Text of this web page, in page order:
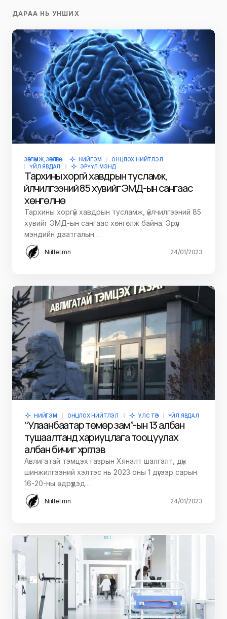
ДАРАА НЬ УНШИХ
ЗӨВЛӨМЖ, ЗӨВЛӨГӨӨ НИЙГЭМ
ОНЦЛОХ НИЙТЛЭЛ
ҮЙЛ ЯВДАЛ
ЭРҮҮЛ МЭНД
Тархины хоргүй хавдрын тусламж,
үйлчилгээний 85 хувийг ЭМД-ын сангаас
хөнгөлнө
Тархины хоргүй хавдрын тусламж, үйлчилгээний 85
хувийг ЭМД-ын сангаас хөнгөлж байна. Эрүүл
мэндийн даатгалын…
Niitlel.mn 24/01/2023
НИЙГЭМ ОНЦЛОХ НИЙТЛЭЛ УЛС ТӨР ҮЙЛ ЯВДАЛ
“Улаанбаатар төмөр зам”-ын 13 албан
тушаалтанд хариуцлага тооцуулах
албан бичиг хүргүүлэв
Авлигатай тэмцэх газрын Хяналт шалгалт, дүн
шинжилгээний хэлтэс нь 2023 оны 1 дүгээр сарын
16-20-ны өдрүүдэд…
Niitlel.mn 24/01/2023